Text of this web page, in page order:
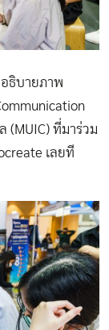
อธิบายภาพ
(MUIC) ที่มาร่วม
เลยที